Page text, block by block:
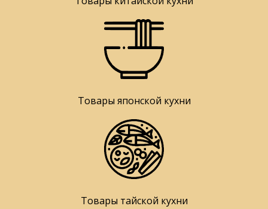
Товары японской кухни
Товары тайской кухни